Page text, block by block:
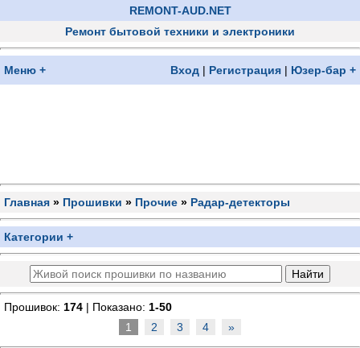
REMONT-AUD.NET
Ремонт бытовой техники и электроники
Меню + Вход | Регистрация | Юзер-бар +
Главная » Прошивки » Прочие » Радар-детекторы
Категории +
Прошивок: 174 | Показано: 1-50
1
2 3 4 »